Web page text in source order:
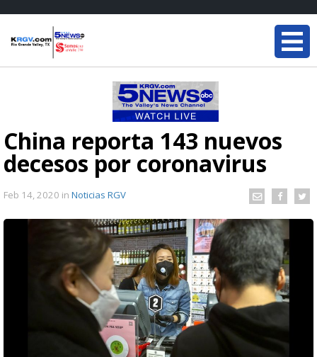
China reporta 143 nuevos
decesos por coronavirus
Feb 14, 2020 in Noticias RGV